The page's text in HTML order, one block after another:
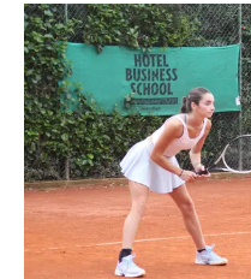
CRONACA
ITALIA
MONDO
POLITICA
ECONOMIA